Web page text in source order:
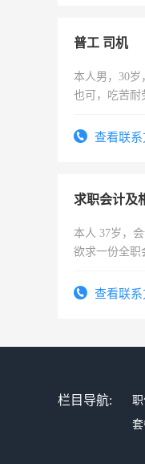
普工 司机
本人男，30
也可，吃苦耐
查看联系
求职会计及
本人 37岁，
欲求一份全职
查看联系
栏目导航: